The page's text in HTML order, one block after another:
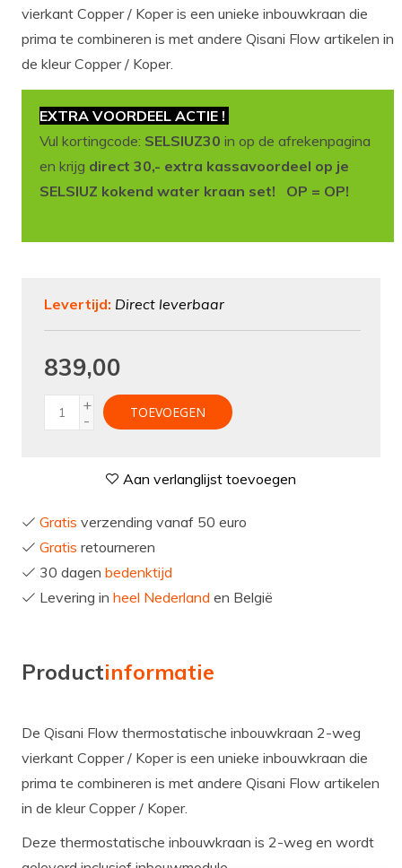
vierkant Copper / Koper is een unieke inbouwkraan die
prima te combineren is met andere Qisani Flow artikelen in
de kleur Copper / Koper.
EXTRA VOORDEEL ACTIE !
Vul kortingcode: SELSIUZ30 in op de afrekenpagina
en krijg direct 30,- extra kassavoordeel op je
SELSIUZ kokend water kraan set! OP = OP!
Levertijd: Direct leverbaar
839,00
+
-
TOEVOEGEN
Aan verlanglijst toevoegen
Gratis verzending vanaf 50 euro
Gratis retourneren
30 dagen bedenktijd
Levering in heel Nederland en België
Productinformatie
De Qisani Flow thermostatische inbouwkraan 2-weg
vierkant Copper / Koper is een unieke inbouwkraan die
prima te combineren is met andere Qisani Flow artikelen
in de kleur Copper / Koper.
Deze thermostatische inbouwkraan is 2-weg en wordt